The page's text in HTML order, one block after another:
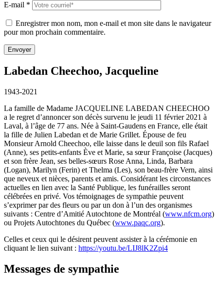
E-mail *
Enregistrer mon nom, mon e-mail et mon site dans le navigateur
pour mon prochain commentaire.
Labedan Cheechoo, Jacqueline
1943-2021
La famille de Madame JACQUELINE LABEDAN CHEECHOO
a le regret d’annoncer son décès survenu le jeudi 11 février 2021 à
Laval, à l’âge de 77 ans. Née à Saint-Gaudens en France, elle était
la fille de Julien Labedan et de Marie Grillet. Épouse de feu
Monsieur Arnold Cheechoo, elle laisse dans le deuil son fils Rafael
(Anne), ses petits-enfants Ève et Marie, sa sœur Françoise (Jacques)
et son frère Jean, ses belles-sœurs Rose Anna, Linda, Barbara
(Logan), Marilyn (Ferin) et Thelma (Les), son beau-frère Vern, ainsi
que neveux et nièces, parents et amis. Considérant les circonstances
actuelles en lien avec la Santé Publique, les funérailles seront
célébrées en privé. Vos témoignages de sympathie peuvent
s’exprimer par des fleurs ou par un don à l’un des organismes
suivants : Centre d’Amitié Autochtone de Montréal (www.nfcm.org)
ou Projets Autochtones du Québec (www.paqc.org).
Celles et ceux qui le désirent peuvent assister à la cérémonie en
cliquant le lien suivant : https://youtu.be/LIJ8lK2Zpi4
Messages de sympathie